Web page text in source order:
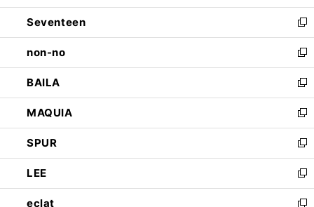
開
く
ウ
で
開
く
ン
ド
ウ
で
開
く
Seventeen
新
し
い
ウ
ィ
ン
ド
ウ
で
開
く
non-no
新
し
い
ウ
ィ
ン
ド
ウ
で
開
く
BAILA
新
し
い
ウ
ィ
ン
ド
ウ
で
MAQUIA
新
し
い
ウ
ィ
ン
ド
SPUR
新
し
い
ウ
LEE
新
し
eclat